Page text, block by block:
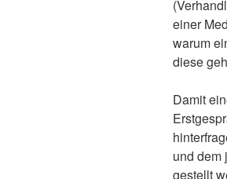
einer
warum
diese
Damit
und dem
gestellt